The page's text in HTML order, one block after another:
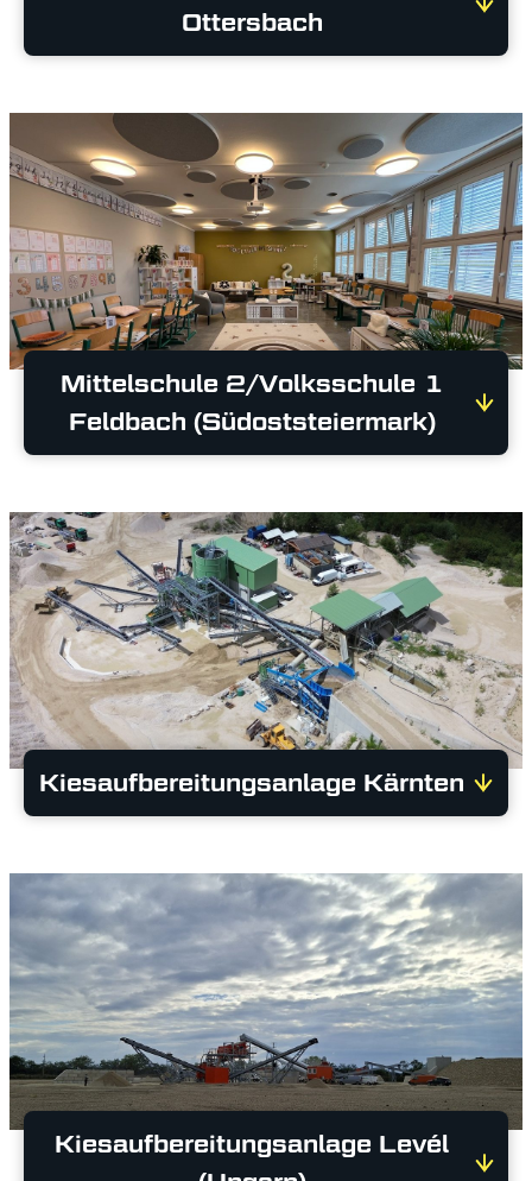
Ottersbach
Mittelschule 2/Volksschule 1
Feldbach (Südoststeiermark)
Kiesaufbereitungsanlage Kärnten
Kiesaufbereitungsanlage Levél